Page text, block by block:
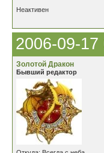
Неактивен
2006-09-17
Золотой Дракон
Бывший редактор